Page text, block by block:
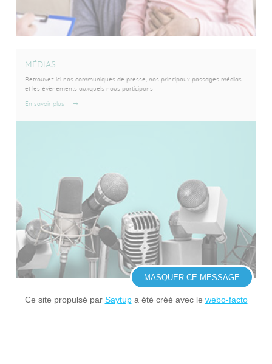
MÉDIAS
Retrouvez ici nos communiqués de presse, nos principaux passages médias
et les évènements auxquels nous participons
En savoir plus
Ce site propulsé par Saytupa été créé avec le webo-facto
MASQUER CE MESSAGE